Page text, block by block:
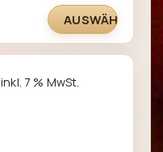
AUSWÄHLEN
inkl. 7 % MwSt.